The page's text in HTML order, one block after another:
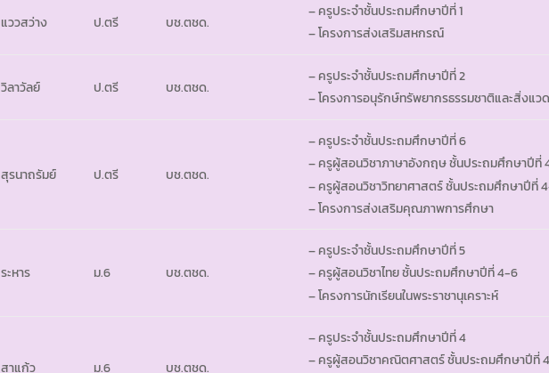
แววสว่าง ป.ตรี บช.ตชด.
– ครูประจำชั้นประถมศึกษาปีที่ 1
– โครงการส่งเสริมสหกรณ์
วิลาวัลย์ ป.ตรี บช.ตชด.
– ครูประจำชั้นประถมศึกษาปีที่ 2
– โครงการอนุรักษ์ทรัพยากรธรรมชาติและสิ่งแว
สุรนาถรัมย์ ป.ตรี บช.ตชด.
– ครูประจำชั้นประถมศึกษาปีที่ 6
– ครูผู้สอนวิชาภาษาอังกฤษ ชั้นประถมศึกษาปีที่
– ครูผู้สอนวิชาวิทยาศาสตร์ ชั้นประถมศึกษาปีที่
– โครงการส่งเสริมคุณภาพการศึกษา
ระหาร ม.6 บช.ตชด.
– ครูประจำชั้นประถมศึกษาปีที่ 5
– ครูผู้สอนวิชาไทย ชั้นประถมศึกษาปีที่ 4-6
– โครงการนักเรียนในพระราชานุเคราะห์
สาแก้ว ม.6 บช.ตชด.
– ครูประจำชั้นประถมศึกษาปีที่ 4
– ครูผู้สอนวิชาคณิตศาสตร์ ชั้นประถมศึกษาปีที่